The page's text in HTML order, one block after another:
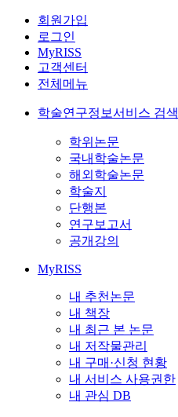
회원가입
로그인
MyRISS
고객센터
전체메뉴
학술연구정보서비스 검색
학위논문
국내학술논문
해외학술논문
학술지
단행본
연구보고서
공개강의
MyRISS
내 추천논문
내 책장
내 최근 본 논문
내 저작물관리
내 구매·신청 현황
내 서비스 사용권한
내 관심 DB